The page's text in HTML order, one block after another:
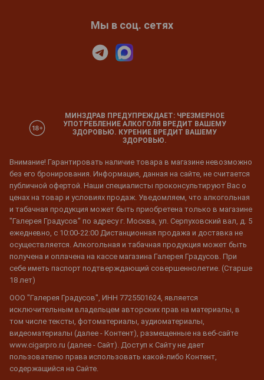
Мы в соц. сетях
МИНЗДРАВ ПРЕДУПРЕЖДАЕТ: ЧРЕЗМЕРНОЕ
УПОТРЕБЛЕНИЕ АЛКОГОЛЯ ВРЕДИТ ВАШЕМУ
ЗДОРОВЬЮ. КУРЕНИЕ ВРЕДИТ ВАШЕМУ
ЗДОРОВЬЮ.
Внимание! Гарантировать наличие товара в магазине невозможно
без его бронирования. Информация, данная на сайте, не считается
публичной офертой. Наши специалисты проконсультируют Вас о
ценах на товар и условиях продаж. Уведомляем, что алкогольная
и табачная продукция может быть приобретена только в магазине
"Галерея Градусов" по адресу г. Москва, ул. Серпуховский вал, д. 5
ежедневно, с 10:00-22:00 Дистанционная продажа и доставка не
осуществляется. Алкогольная и табачная продукция может быть
получена и оплачена на кассе магазина Галерея Градусов. При
себе иметь паспорт подтверждающий совершеннолетие. (Старше
18 лет)
ООО "Галерея Градусов", ИНН 7725501624, является
исключительным владельцем авторских прав на материалы, в
том числе тексты, фотоматериалы, аудиоматериалы,
видеоматериалы (далее - Контент), размещенные на веб-сайте
www.cigarpro.ru (далее - Сайт). Доступ к Сайту не дает
пользователю права использовать какой-либо Контент,
содержащийся на Сайте.